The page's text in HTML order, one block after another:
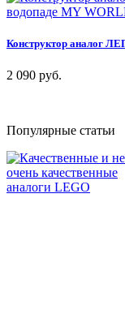
Конструктор аналог
2 090 руб.
Популярные статьи